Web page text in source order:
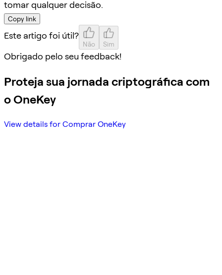
tomar qualquer decisão.
Copy link
Este artigo foi útil?
Não Sim
Obrigado pelo seu feedback!
Proteja sua jornada criptográfica com
o OneKey
View details for Comprar OneKey